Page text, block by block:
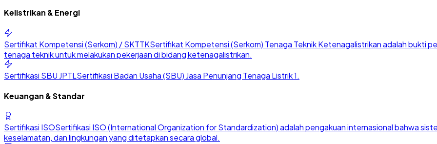
Kelistrikan & Energi
Sertifikat Kompetensi (Serkom) / SKTTKSertifikat Kompetensi (Serkom) Tenaga Teknik Ketenagalistrikan adalah bukti
tenaga teknik untuk melakukan pekerjaan di bidang ketenagalistrikan.
Sertifikasi SBU JPTLSertifikasi Badan Usaha (SBU) Jasa Penunjang Tenaga Listrik 1.
Keuangan & Standar
Sertifikasi ISOSertifikasi ISO (International Organization for Standardization) adalah pengakuan internasional bahwa
keselamatan, dan lingkungan yang ditetapkan secara global.